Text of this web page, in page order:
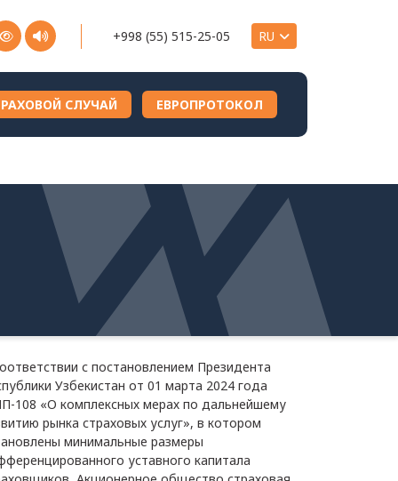
+998 (55) 515-25-05
СЛУЧАЙ ЕВРОПРОТОКОЛ
с постановлением Президента
Узбекистан от 01 марта 2024 года
108 «О комплексных мерах по дальнейшему
рынка страховых услуг», в котором
минимальные размеры
уставного капитала